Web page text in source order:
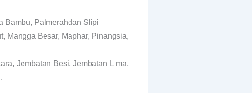
Bambu, Palmerahdan Slipi
Mangga Besar, Maphar, Pinangsia,
Jembatan Besi, Jembatan Lima,